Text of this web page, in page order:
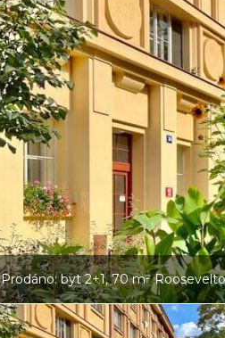
Prodáno: byt 2+1, 70 m²